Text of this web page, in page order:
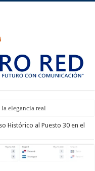
elegancia real
Histórico al Puesto 30 en el